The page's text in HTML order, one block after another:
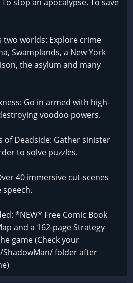
stop an apocalypse. To save
two worlds: Explore crime
Swamplands, a New York
the asylum and many
Go in armed with high-
voodoo powers.
of Deadside: Gather sinister
to solve puzzles.
40 immersive cut-scenes
speech.
*NEW* Free Comic Book
and a 162-page Strategy
game (Check your
folder after